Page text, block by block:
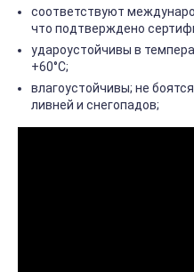
соответствуют
что подтверждено
удароустойчивы в
+60°С;
влагоустойчивы; не
ливней и снегопадов;